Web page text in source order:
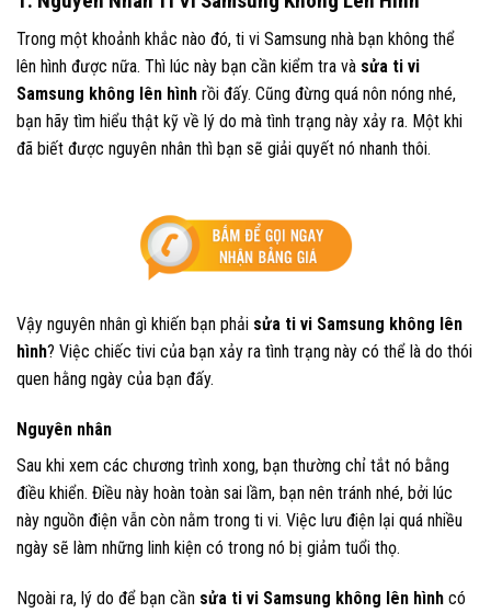
Trong một khoảnh khắc nào đó, ti vi Samsung nhà bạn không thể
lên hình được nữa. Thì lúc này bạn cần kiểm tra và sửa ti vi
Samsung không lên hình rồi đấy. Cũng đừng quá nôn nóng nhé,
bạn hãy tìm hiểu thật kỹ về lý do mà tình trạng này xảy ra. Một khi
đã biết được nguyên nhân thì bạn sẽ giải quyết nó nhanh thôi.
Vậy nguyên nhân gì khiến bạn phải sửa ti vi Samsung không lên
hình? Việc chiếc tivi của bạn xảy ra tình trạng này có thể là do thói
quen hằng ngày của bạn đấy.
Nguyên nhân
Sau khi xem các chương trình xong, bạn thường chỉ tắt nó bằng
điều khiển. Điều này hoàn toàn sai lầm, bạn nên tránh nhé, bởi lúc
này nguồn điện vẫn còn nằm trong ti vi. Việc lưu điện lại quá nhiều
ngày sẽ làm những linh kiện có trong nó bị giảm tuổi thọ.
Ngoài ra, lý do để bạn cần sửa ti vi Samsung không lên hình có